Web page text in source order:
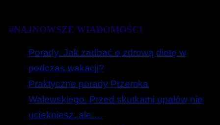
#NAJNOWSZE WIADOMOŚCI
Porady. Jak zadbać o zdrową dietę w
podczas wakacji?
Praktyczne porady Przemka
Walewskiego. Przed skutkami upałów nie
uciekniesz, ale …